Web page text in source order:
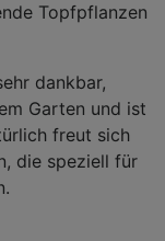
Topfpflanzen
dankbar,
Garten und ist
freut sich
die speziell für